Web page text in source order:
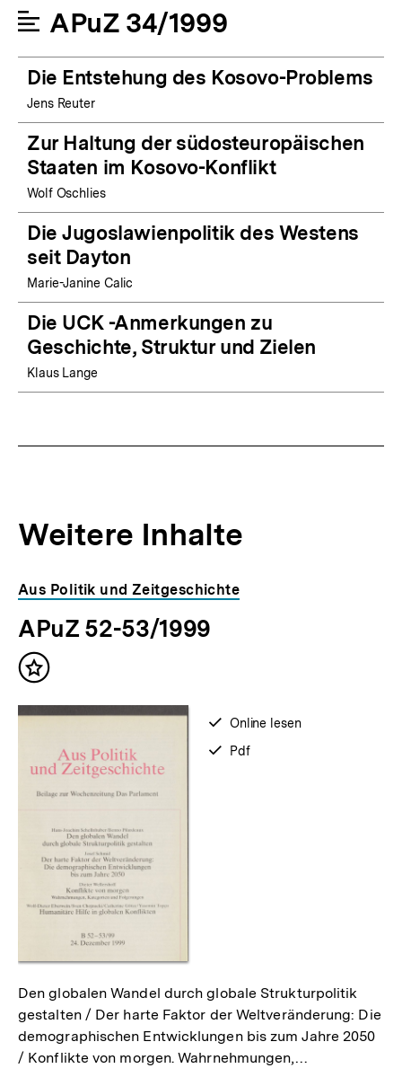
APuZ 34/1999
Die Entstehung des Kosovo-Problems
Jens Reuter
Zur Haltung der südosteuropäischen
Staaten im Kosovo-Konflikt
Wolf Oschlies
Die Jugoslawienpolitik des Westens
seit Dayton
Marie-Janine Calic
Die UCK -Anmerkungen zu
Geschichte, Struktur und Zielen
Klaus Lange
Weitere Inhalte
Inhaltskarousell
für
weitere
Inhalte
Inhaltskarussell
überspringen
Aus Politik und Zeitgeschichte
APuZ 52-53/1999
Inhalt
verfügbar
Online lesen
verfügbar
Pdf
Den globalen Wandel durch globale Strukturpolitik
gestalten / Der harte Faktor der Weltveränderung: Die
demographischen Entwicklungen bis zum Jahre 2050
/ Konflikte von morgen. Wahrnehmungen,…